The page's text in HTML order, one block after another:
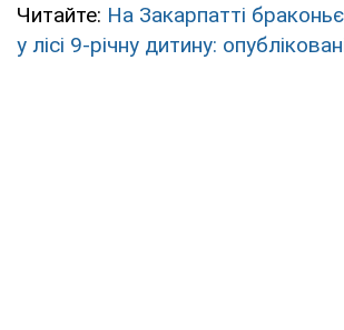
Читайте: На Закарпатті
у лісі 9-річну дитину: